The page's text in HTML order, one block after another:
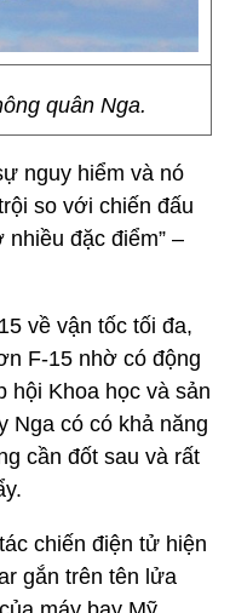
quân Nga.
nguy hiểm và nó
so với chiến đấu
đặc điểm” –
về vận tốc tối đa,
F-15 nhờ có động
hội Khoa học và sản
Nga có có khả năng
cần đốt sau và rất
chiến điện tử hiện
gắn trên tên lửa